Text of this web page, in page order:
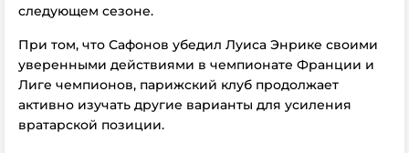
следующем сезоне.
При том, что Сафонов убедил Луиса Энрике своими
уверенными действиями в чемпионате Франции и
Лиге чемпионов, парижский клуб продолжает
активно изучать другие варианты для усиления
вратарской позиции.